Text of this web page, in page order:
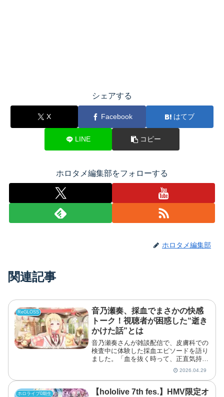
シェアする
X Facebook はてブ
LINE コピー
ホロタメ編集部をフォローする
ホロタメ編集部
関連記事
ReGLOSS
音乃瀬奏、採血でまさかの快感
トーク！視聴者が困惑した“逝き
かけた話”とは
音乃瀬奏さんが雑談配信で、皮膚科での
検査中に体験した採血エピソードを語り
ました。「血を抜く時って、正直気持ち
いいじゃないですか」と切り出したこと
で、コメント欄は一気に困惑ムードにな
りました。音乃瀬奏の採血トークに視聴
者が困惑奏さんは、肌荒れ...
2026.04.29
ホロライブ0期生
【hololive 7th fes.】HMV限定オ